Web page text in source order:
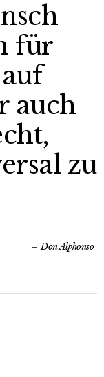
für
auch
zu
Don Alphonso